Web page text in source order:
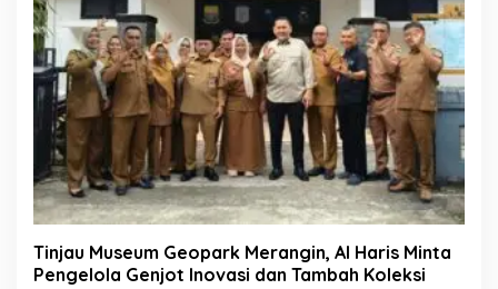
Tinjau Museum Geopark Merangin, Al Haris Minta
Pengelola Genjot Inovasi dan Tambah Koleksi